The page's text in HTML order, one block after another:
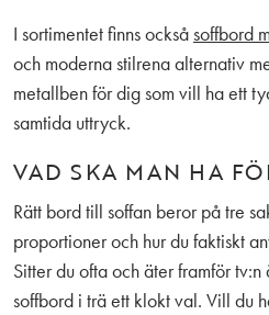
I sortimentet finns ocksåsoffbord
och moderna stilrena alternativ
metallben för dig som vill ha ett
samtida uttryck.
VAD SKA MAN HA
Rätt bord till soffan beror på tre
proportioner och hur du faktiskt
Sitter du ofta och äter framför
soffbord i trä ett klokt val. Vill du